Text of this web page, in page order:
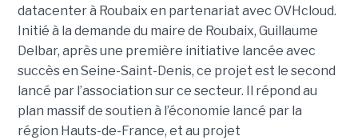
datacenter à Roubaix en partenariat avec OVHcloud.
Initié à la demande du maire de Roubaix, Guillaume
Delbar, après une première initiative lancée avec
succès en Seine-Saint-Denis, ce projet est le second
lancé par l’association sur ce secteur. Il répond au
plan massif de soutien à l’économie lancé par la
région Hauts-de-France, et au projet